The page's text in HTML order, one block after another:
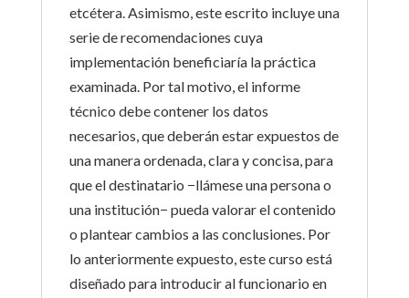
etcétera. Asimismo, este escrito incluye una
serie de recomendaciones cuya
implementación beneficiaría la práctica
examinada. Por tal motivo, el informe
técnico debe contener los datos
necesarios, que deberán estar expuestos de
una manera ordenada, clara y concisa, para
que el destinatario −llámese una persona o
una institución− pueda valorar el contenido
o plantear cambios a las conclusiones. Por
lo anteriormente expuesto, este curso está
diseñado para introducir al funcionario en